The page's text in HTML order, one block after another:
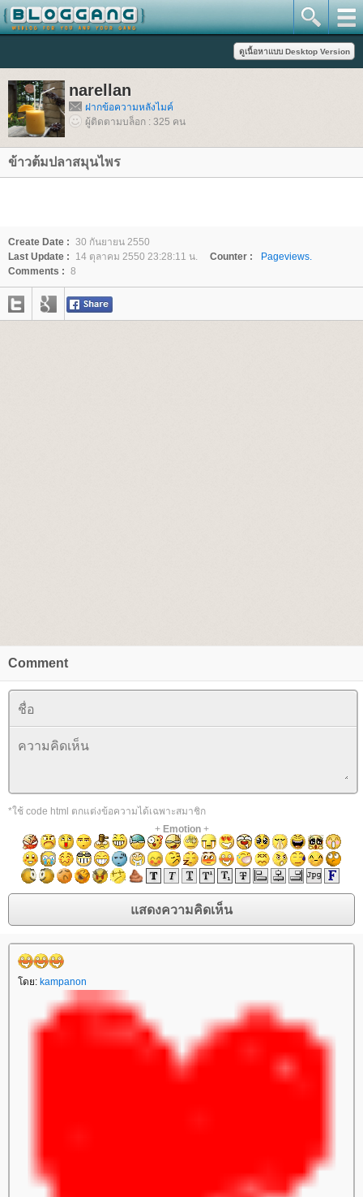
narellan
ฝากข้อความหลังไมค์
ผู้ติดตามบล็อก : 325 คน
ข้าวต้มปลาสมุนไพร
Create Date : 30 กันยายน 2550
Last Update :
14 ตุลาคม 2550 23:28:11 น. Counter :
Pageviews.
Comments : 8
Comment
*ใช้ code html ตกแต่งข้อความได้เฉพาะสมาชิก
+ Emotion+
ดย: kampanon